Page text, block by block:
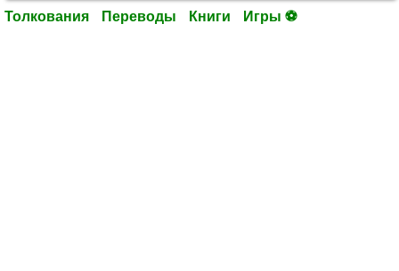
Толкования Переводы Книги Игры ⚽